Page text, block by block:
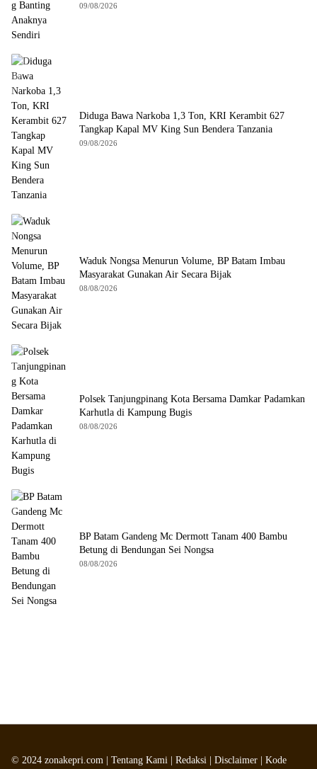
09/08/2026
Diduga Bawa Narkoba 1,3 Ton, KRI Kerambit 627
Tangkap Kapal MV King Sun Bendera Tanzania
09/08/2026
Waduk Nongsa Menurun Volume, BP Batam Imbau
Masyarakat Gunakan Air Secara Bijak
08/08/2026
Polsek Tanjungpinang Kota Bersama Damkar Padamkan
Karhutla di Kampung Bugis
08/08/2026
BP Batam Gandeng Mc Dermott Tanam 400 Bambu
Betung di Bendungan Sei Nongsa
08/08/2026
© 2024 zonakepri.com | Tentang Kami Redaksi Disclaimer Kode